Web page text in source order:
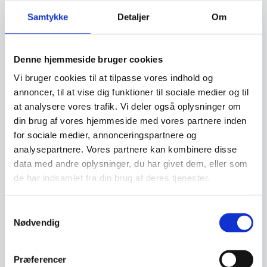
Samtykke Detaljer Om
Denne hjemmeside bruger cookies
Vi bruger cookies til at tilpasse vores indhold og
annoncer, til at vise dig funktioner til sociale medier og til
at analysere vores trafik. Vi deler også oplysninger om
din brug af vores hjemmeside med vores partnere inden
for sociale medier, annonceringspartnere og
analysepartnere. Vores partnere kan kombinere disse
data med andre oplysninger, du har givet dem, eller som
de har indsamlet fra din brug af deres tjenester.
Nødvendig
Præferencer
Vi prismatcher - Klik her
Relaterede varer
SPAR 21%
Super stærk magnet Træ
(2 stk)
2,5 cm.Perfekt til alle…
SPAR 27%
Super Stærk Magnetisk
Boks 6 x 6 x 6 cm. Perfekt til